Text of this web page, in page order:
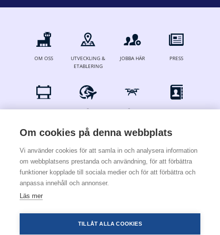
OM OSS
UTVECKLING &
ETABLERING
JOBBA HÄR PRESS
ANNONSERA
FÖR
DRÖNARE KONTAKT
© 2024 Stockholm Skavsta Airport
Integritetspolicy
webbapplikationen i telefonen trycker du på
nedan och sedan Lägg till sida till.
Om cookies på denna webbplats
Vi använder cookies för att samla in och analysera information
om webbplatsens prestanda och användning, för att förbättra
funktioner kopplade till sociala medier och för att förbättra och
anpassa innehåll och annonser.
Läs mer
TILLÅT ALLA COOKIES